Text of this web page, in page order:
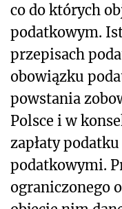
co do których
podatkowym.
przepisach
obowiązku
powstania
Polsce i w
zapłaty
podatkowymi.
ograniczonego